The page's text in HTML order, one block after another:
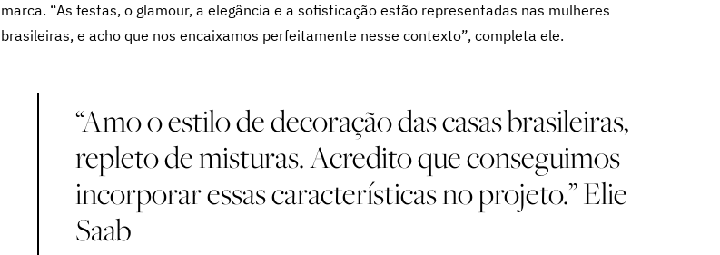
marca. “As festas, o glamour, a elegância e a sofisticação estão representadas nas mulheres
brasileiras, e acho que nos encaixamos perfeitamente nesse contexto”, completa ele.
“Amo o estilo de decoração das casas brasileiras,
repleto de misturas. Acredito que conseguimos
incorporar essas características no projeto.” Elie
Saab